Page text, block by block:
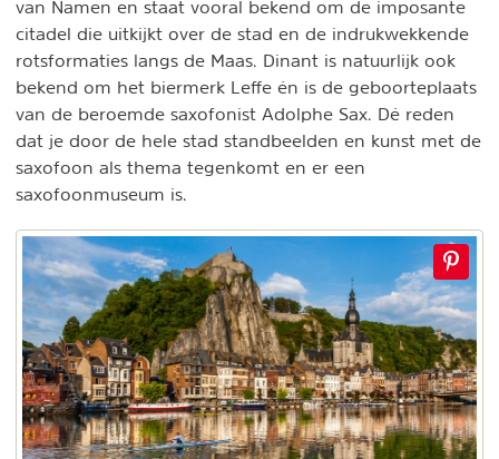
van Namen en staat vooral bekend om de imposante
citadel die uitkijkt over de stad en de indrukwekkende
rotsformaties langs de Maas. Dinant is natuurlijk ook
bekend om het biermerk Leffe én is de geboorteplaats
van de beroemde saxofonist Adolphe Sax. Dé reden
dat je door de hele stad standbeelden en kunst met de
saxofoon als thema tegenkomt en er een
saxofoonmuseum is.